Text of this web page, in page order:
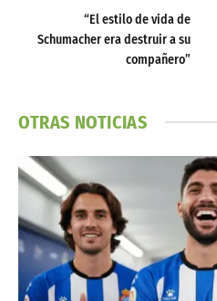
“El estilo de vida de
Schumacher era destruir a su
compañero”
OTRAS NOTICIAS